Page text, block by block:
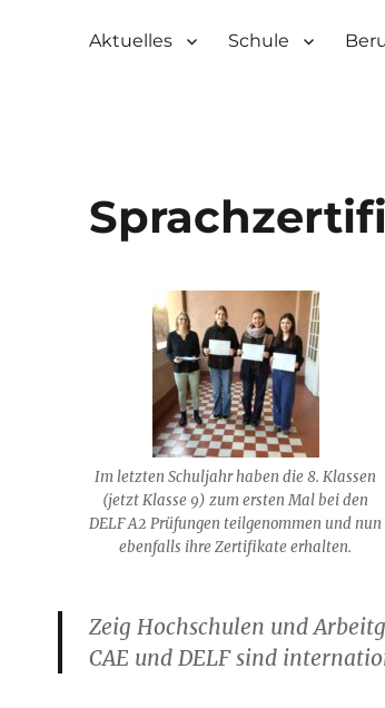
Aalen
Aktuelles Schule
Im letzten Schuljahr haben die 8. Klassen
(jetzt Klasse 9) zum ersten Mal bei den
DELF A2 Prüfungen teilgenommen und nun
ebenfalls ihre Zertifikate erhalten.
Zeig Hochschulen und
CAE und DELF sind